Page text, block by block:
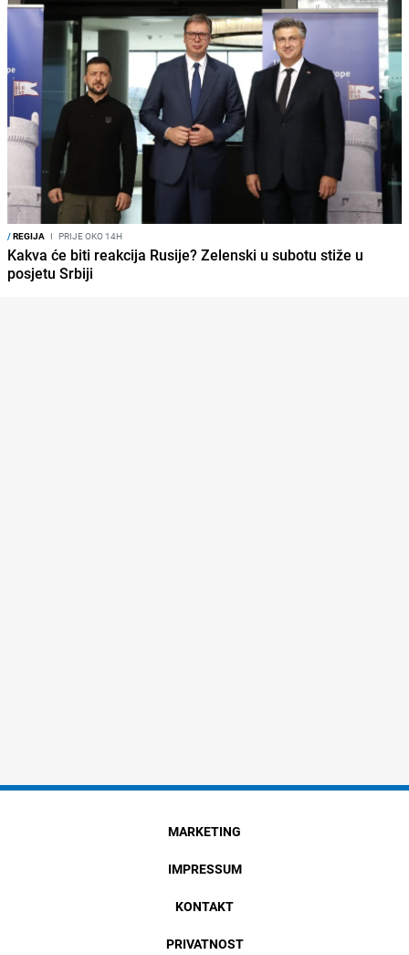
/REGIJA I PRIJE OKO 14H
Kakva će biti reakcija Rusije? Zelenski u subotu stiže u
posjetu Srbiji
MARKETING
IMPRESSUM
KONTAKT
PRIVATNOST